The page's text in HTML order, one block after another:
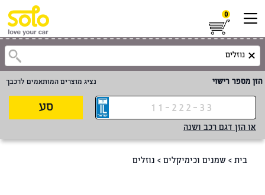
0
הזן מספר רישוי נציג מוצרים המותאמים לרכבך
סע
או הזן דגם רכב ושנה
בית > שמנים וכימיקלים > נוזלים